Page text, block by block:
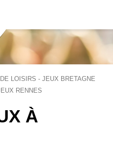
LOISIRS - JEUX BRETAGNE
RENNES
À